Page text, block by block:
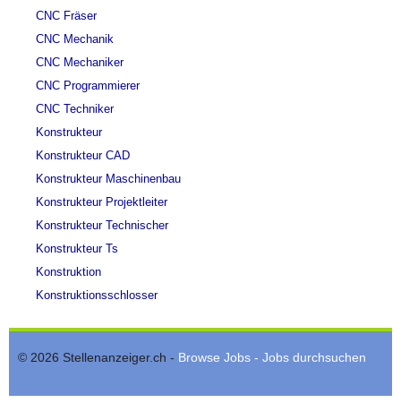
CNC Fräser
CNC Mechanik
CNC Mechaniker
CNC Programmierer
CNC Techniker
Konstrukteur
Konstrukteur CAD
Konstrukteur Maschinenbau
Konstrukteur Projektleiter
Konstrukteur Technischer
Konstrukteur Ts
Konstruktion
Konstruktionsschlosser
© 2026 Stellenanzeiger.ch - Browse Jobs - Jobs durchsuchen